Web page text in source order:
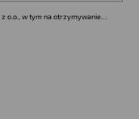
o.o., w tym na otrzymywanie
się z zasadami